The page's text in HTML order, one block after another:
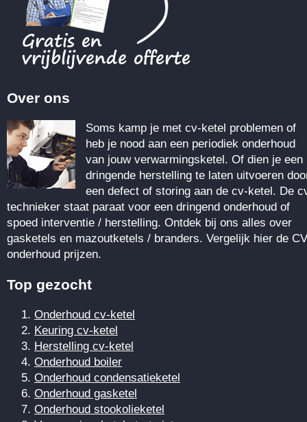
Over ons
Soms kamp je met cv-ketel problemen of
heb je nood aan een periodiek onderhoud
van jouw verwarmingsketel. Of dien je een
dringende herstelling te laten uitvoeren
een defect of storing aan de cv-ketel. De
technieker staat paraat voor een dringend onderhoud of
spoed interventie / herstelling. Ontdek bij ons alles over
gasketels en mazoutketels / branders. Vergelijk hier de
onderhoud prijzen.
Top gezocht
Onderhoud cv-ketel
Keuring cv-ketel
Herstelling cv-ketel
Onderhoud boiler
Onderhoud condensatieketel
Onderhoud gasketel
Onderhoud stookolieketel